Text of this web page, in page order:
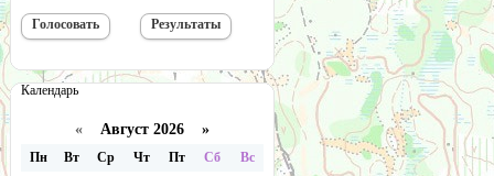
Календарь
« Август 2026 »
Пн Вт Ср Чт Пт Сб
Вс